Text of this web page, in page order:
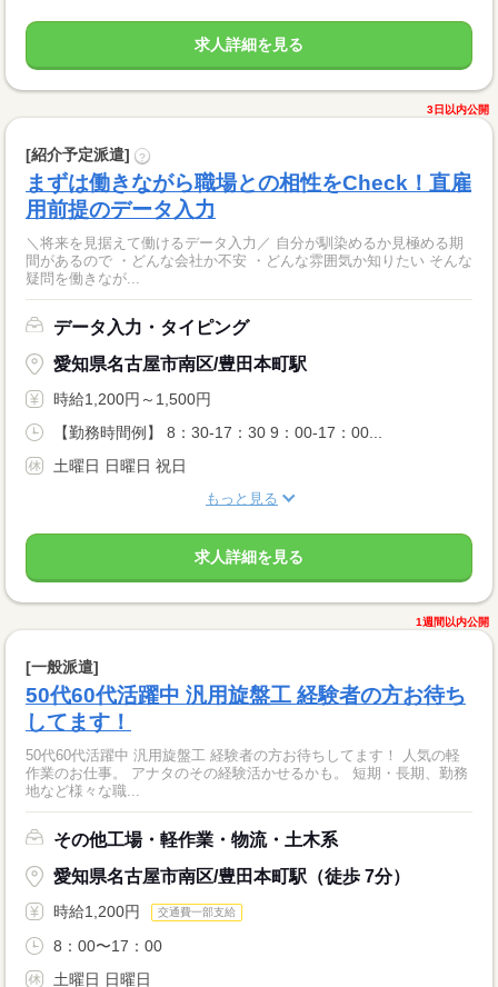
求人詳細を見る
3日以内公開
[紹介予定派遣] ?
まずは働きながら職場との相性をCheck！直雇
用前提のデータ入力
＼将来を見据えて働けるデータ入力／ 自分が馴染めるか見極める期
間があるので ・どんな会社か不安 ・どんな雰囲気か知りたい そんな
疑問を働きなが...
データ入力・タイピング
愛知県名古屋市南区/豊田本町駅
時給1,200円～1,500円
【勤務時間例】 8：30-17：30 9：00-17：00...
土曜日 日曜日 祝日
もっと見る
求人詳細を見る
1週間以内公開
[一般派遣]
50代60代活躍中 汎用旋盤工 経験者の方お待ち
してます！
50代60代活躍中 汎用旋盤工 経験者の方お待ちしてます！ 人気の軽
作業のお仕事。 アナタのその経験活かせるかも。 短期・長期、勤務
地など様々な職...
その他工場・軽作業・物流・土木系
愛知県名古屋市南区/豊田本町駅（徒歩 7分）
時給1,200円 交通費一部支給
8：00〜17：00
土曜日 日曜日